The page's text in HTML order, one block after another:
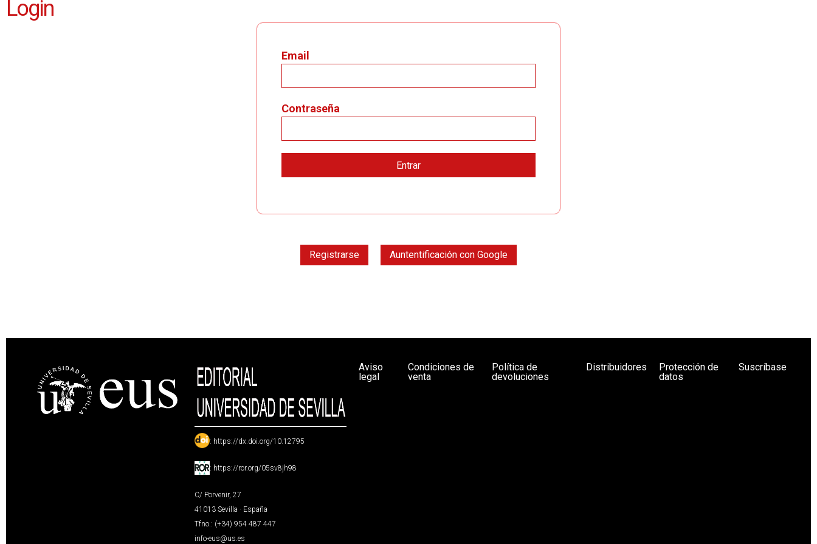
Login
Email
Contraseña
Registrarse Auntentificación con Google
: https://dx.doi.org/10.12795
: https://ror.org/05sv8jh98
C/ Porvenir, 27
41013 Sevilla · España
Tfno.: (+34) 954 487 447
info-eus@us.es
Aviso
legal
Condiciones de
venta
Política de
devoluciones
Distribuidores
Protección de
datos
Suscríbase